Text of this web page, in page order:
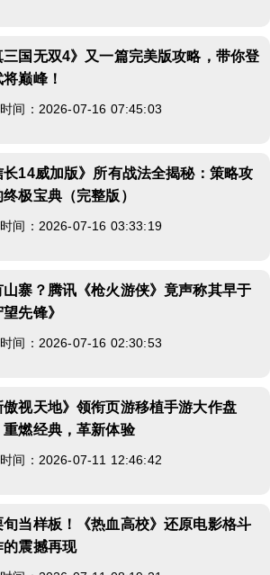
三国无双4》又一篇完美版攻略，带你登
巅峰！
间：2026-07-16 07:45:03
长14威加版》所有战法全揭秘：策略攻
终极宝典（完整版）
间：2026-07-16 03:33:19
山寨？腾讯《枪火游侠》竟声称其早于
望先锋》
间：2026-07-16 02:30:53
傲视天地》领衔页游移植手游大作盘
重燃经典，革新体验
间：2026-07-11 12:46:42
旬当样板！《热血高校》还原电影格斗
的震撼再现